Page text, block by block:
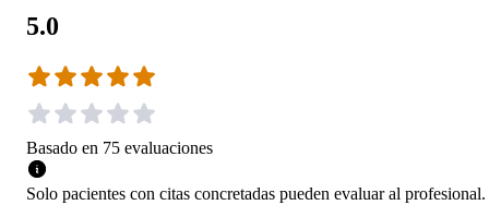
5.0
Basado en 75 evaluaciones
Solo pacientes con citas concretadas pueden evaluar al profesional.